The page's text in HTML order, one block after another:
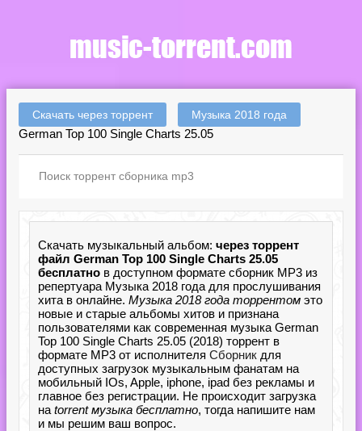
Скачать через торрент Музыка 2018 года
German Top 100 Single Charts 25.05
Скачать музыкальный альбом: через торрент
файл German Top 100 Single Charts 25.05
бесплатно в доступном формате сборник MP3 из
репертуара Музыка 2018 года для прослушивания
хита в онлайне. Музыка 2018 года торрентом это
новые и старые альбомы хитов и признана
пользователями как современная музыка German
Top 100 Single Charts 25.05 (2018) торрент в
формате MP3 от исполнителя Сборник для
доступных загрузок музыкальным фанатам на
мобильный IOs, Apple, iphone, ipad без рекламы и
главное без регистрации. Не происходит загрузка
на torrent музыка бесплатно, тогда напишите нам
и мы решим ваш вопрос.